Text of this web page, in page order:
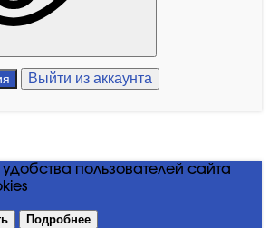
Выйти из аккаунта
пользователей сайта
Подробнее